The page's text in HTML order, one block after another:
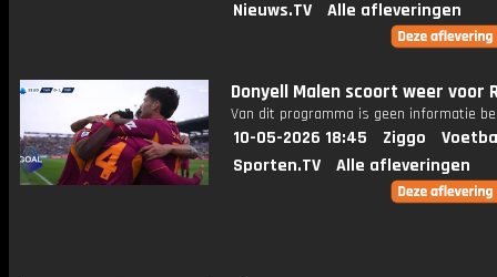
Nieuws.TV Alle afleveringen
Donyell Malen scoort weer voor
Van dit programma is geen informatie
10-05-2026 18:45 Ziggo
Sporten.TV
Alle afleveringen